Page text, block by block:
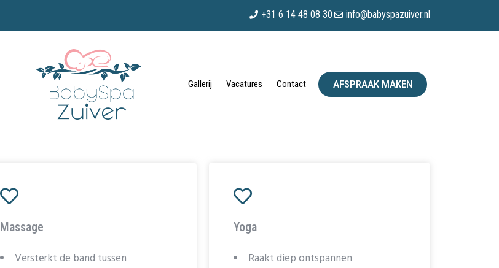
+31 6 14 48 08 30 info@babyspazuiver.nl
Gallerij Vacatures Contact AFSPRAAK MAKEN
Massage
Versterkt de band tussen
Yoga
Raakt diep ontspannen